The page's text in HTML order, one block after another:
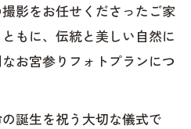
影をお任せくださったご家
もに、伝統と美しい自然に
お宮参りフォトプランにつ
誕生を祝う大切な儀式で